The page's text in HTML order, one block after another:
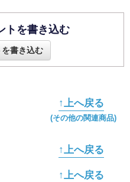
トを書き込む
書き込む
↑上へ戻る
(その他の関連商品)
↑上へ戻る
↑上へ戻る